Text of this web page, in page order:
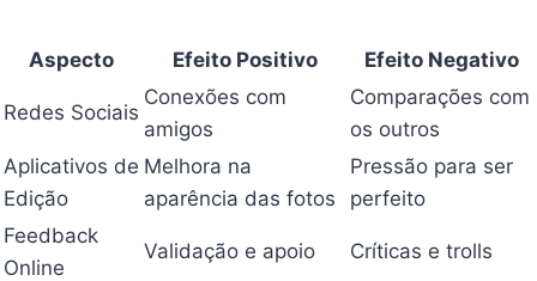
Aspecto Efeito Positivo Efeito Negativo
Redes Sociais
Conexões com
amigos
Comparações com
os outros
Aplicativos de
Edição
Melhora na
aparência das fotos
Pressão para ser
perfeito
Feedback
Online
Validação e apoio Críticas e trolls